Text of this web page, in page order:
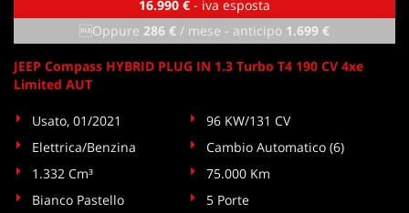
16.990 € - iva esposta
Oppure 286 € / mese - anticipo 1.699 €
JEEP Compass HYBRID PLUG IN 1.3 Turbo T4 190 CV 4xe
Limited AUT
Usato, 01/2021
96 KW/131 CV
Elettrica/Benzina
Cambio Automatico (6)
1.332 Cm³
75.000 Km
Bianco Pastello
5 Porte